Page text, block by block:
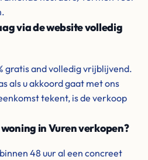
via de website volledig
gratis and volledig vrijblijvend.
als u akkoord gaat met ons
tekent, is de verkoop
in Vuren verkopen?
48 uur al een concreet